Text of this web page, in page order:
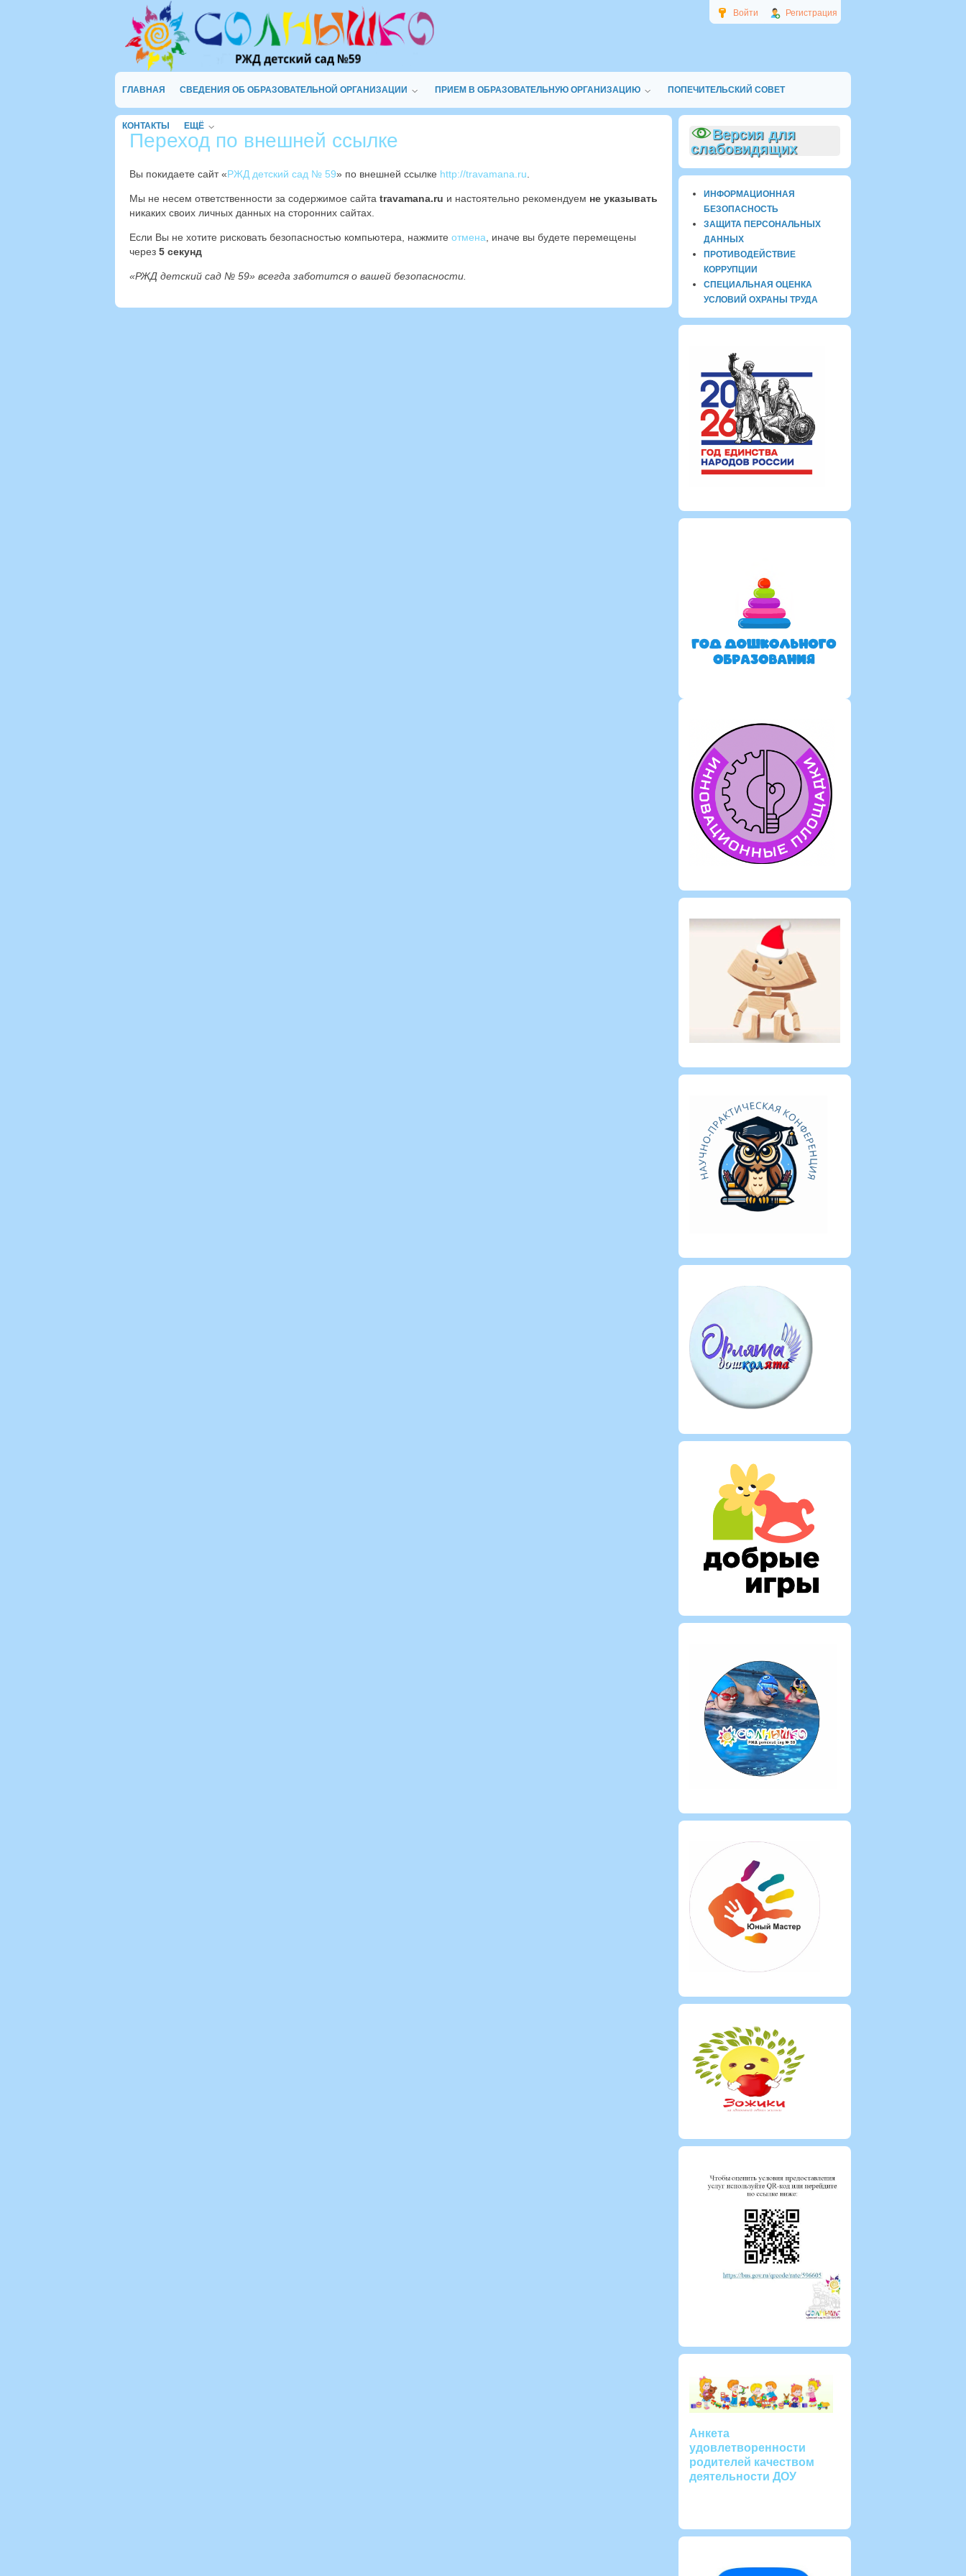
Войти Регистрация
ГЛАВНАЯ СВЕДЕНИЯ ОБ ОБРАЗОВАТЕЛЬНОЙ ОРГАНИЗАЦИИ ПРИЕМ В ОБРАЗОВАТЕЛЬНУЮ ОРГАНИЗАЦИЮ ПОПЕЧИТЕЛЬСКИЙ СОВЕТ
КОНТАКТЫ ЕЩЁ
Переход по внешней ссылке
Вы покидаете сайт «РЖД детский сад № 59» по внешней ссылке http://travamana.ru
Мы не несем ответственности за содержимое сайта travamana.ru и настоятельно рекомендуем не указывать
никаких своих личных данных на сторонних сайтах.
Если Вы не хотите рисковать безопасностью компьютера, нажмите отмена , иначе вы будете перемещены
через 4 секунд
«РЖД детский сад № 59» всегда заботится о вашей безопасности.
Версия для
слабовидящих
ИНФОРМАЦИОННАЯ
БЕЗОПАСНОСТЬ
ЗАЩИТА ПЕРСОНАЛЬНЫХ
ДАННЫХ
ПРОТИВОДЕЙСТВИЕ
КОРРУПЦИИ
СПЕЦИАЛЬНАЯ ОЦЕНКА
УСЛОВИЙ ОХРАНЫ ТРУДА
Анкета
удовлетворенности
родителей качеством
деятельности ДОУ